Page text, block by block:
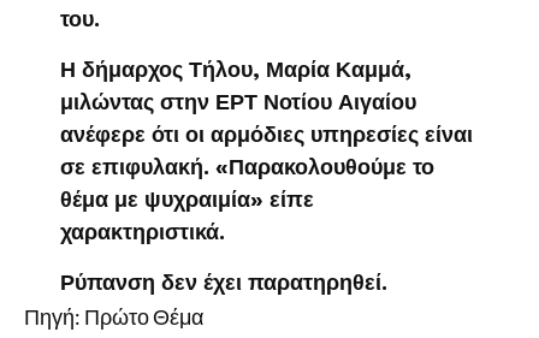
του.
Η δήμαρχος Τήλου, Μαρία Καμμά,
μιλώντας στην ΕΡΤ Νοτίου Αιγαίου
ανέφερε ότι οι αρμόδιες υπηρεσίες είναι
σε επιφυλακή. «Παρακολουθούμε το
θέμα με ψυχραιμία» είπε
χαρακτηριστικά.
Ρύπανση δεν έχει παρατηρηθεί.
Πηγή: Πρώτο Θέμα